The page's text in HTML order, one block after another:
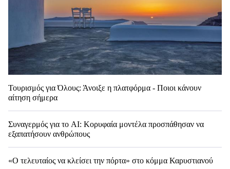
Τουρισμός για Όλους: Άνοιξε η πλατφόρμα - Ποιοι κάνουν
αίτηση σήμερα
Συναγερμός για το AI: Κορυφαία μοντέλα προσπάθησαν να
εξαπατήσουν ανθρώπους
«Ο τελευταίος να κλείσει την πόρτα» στο κόμμα Καρυστιανού